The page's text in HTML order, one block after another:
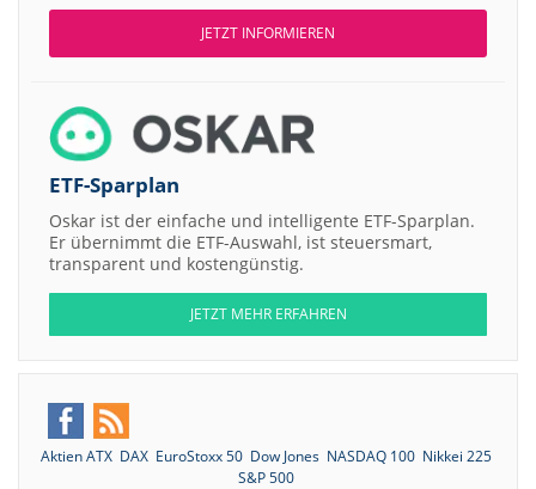
JETZT INFORMIEREN
ETF-Sparplan
Oskar ist der einfache und intelligente ETF-Sparplan.
Er übernimmt die ETF-Auswahl, ist steuersmart,
transparent und kostengünstig.
JETZT MEHR ERFAHREN
Aktien ATX DAX EuroStoxx 50 Dow Jones NASDAQ 100 Nikkei 225
S&P 500